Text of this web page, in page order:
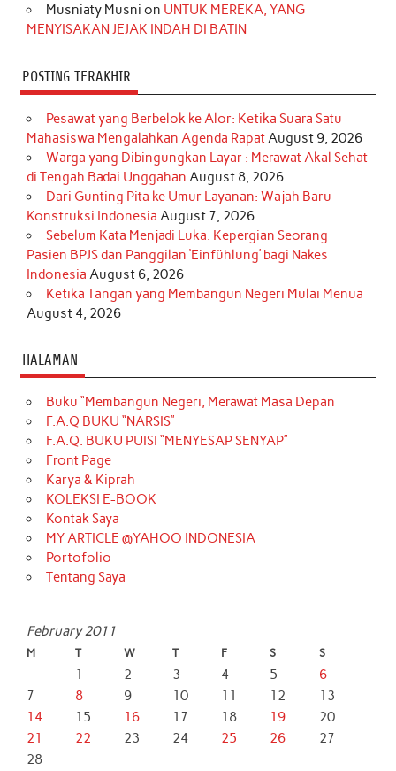
Musniaty Musni on UNTUK MEREKA, YANG
MENYISAKAN JEJAK INDAH DI BATIN
POSTING TERAKHIR
Pesawat yang Berbelok ke Alor: Ketika Suara Satu
Mahasiswa Mengalahkan Agenda Rapat August 9, 2026
Warga yang Dibingungkan Layar : Merawat Akal Sehat
di Tengah Badai Unggahan August 8, 2026
Dari Gunting Pita ke Umur Layanan: Wajah Baru
Konstruksi Indonesia August 7, 2026
Sebelum Kata Menjadi Luka: Kepergian Seorang
Pasien BPJS dan Panggilan ‘Einfühlung’ bagi Nakes
Indonesia August 6, 2026
Ketika Tangan yang Membangun Negeri Mulai Menua
August 4, 2026
HALAMAN
Buku “Membangun Negeri, Merawat Masa Depan
F.A.Q BUKU “NARSIS”
F.A.Q. BUKU PUISI “MENYESAP SENYAP”
Front Page
Karya & Kiprah
KOLEKSI E-BOOK
Kontak Saya
MY ARTICLE @YAHOO INDONESIA
Portofolio
Tentang Saya
February 2011
M T W T F S S
1 2 3 4 5
6
7
8 9 10 11 12
13
14
15 16 17 18 19
20
21
22 23 24 25 26
27
28